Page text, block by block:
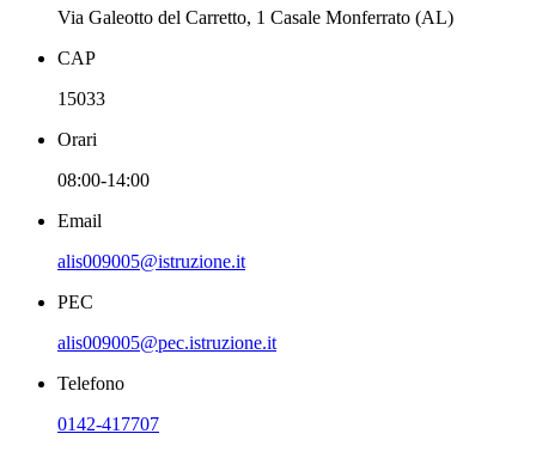
Via Galeotto del Carretto, 1 Casale Monferrato (AL)
CAP
15033
Orari
08:00-14:00
Email
alis009005@istruzione.it
PEC
alis009005@pec.istruzione.it
Telefono
0142-417707